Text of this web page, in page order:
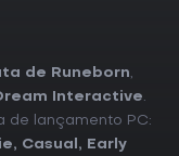
de Runeborn,
Interactive.
de lançamento PC:
, Casual ,
Early